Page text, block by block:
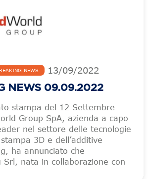
NEWS 13/09/2022
NEWS 09.09.2022
stampa del 12 Settembre
Group SpA, azienda a capo
nel settore delle tecnologie
3D e dell’additive
ha annunciato che
Srl, nata in collaborazione con